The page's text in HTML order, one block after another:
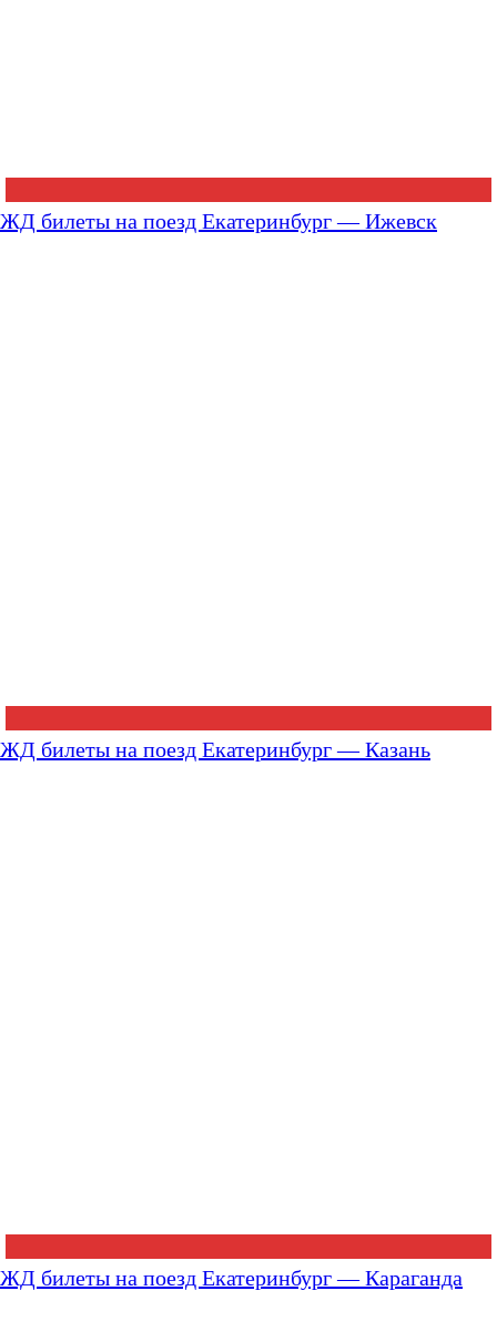
ЖД билеты на поезд Екатеринбург — Ижевск
ЖД билеты на поезд Екатеринбург — Казань
ЖД билеты на поезд Екатеринбург — Караганда